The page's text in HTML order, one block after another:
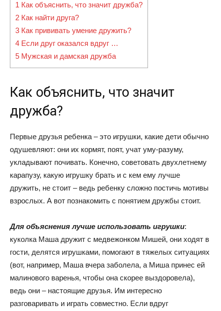
1 Как объяснить, что значит дружба?
2 Как найти друга?
3 Как прививать умение дружить?
4 Если друг оказался вдруг …
5 Мужская и дамская дружба
Как объяснить, что значит
дружба?
Первые друзья ребенка – это игрушки, какие дети обычно
одушевляют: они их кормят, поят, учат уму-разуму,
укладывают почивать. Конечно, советовать двухлетнему
карапузу, какую игрушку брать и с кем ему лучше
дружить, не стоит – ведь ребенку сложно постичь мотивы
взрослых. А вот познакомить с понятием дружбы стоит.
Для объяснения лучше использовать игрушки:
куколка Маша дружит с медвежонком Мишей, они ходят в
гости, делятся игрушками, помогают в тяжелых ситуациях
(вот, например, Маша вчера заболела, а Миша принес ей
малинового варенья, чтобы она скорее выздоровела),
ведь они – настоящие друзья. Им интересно
разговаривать и играть совместно. Если вдруг